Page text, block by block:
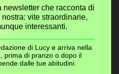
newsletter che racconta di
vite straordinarie,
interessanti.
di Lucy e arriva nella
prima di pranzo o dopo il
dalle tue abitudini.